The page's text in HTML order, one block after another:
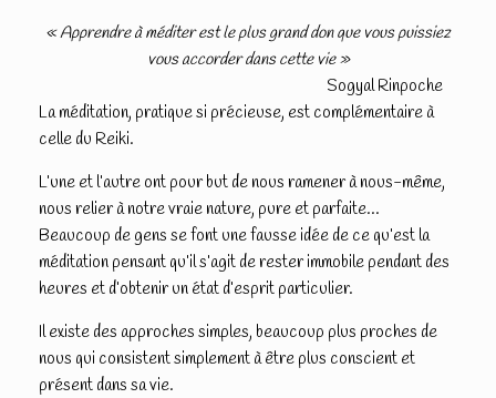
« Apprendre à méditer est le plus grand don que vous puissiez
vous accorder dans cette vie »
Sogyal Rinpoche
La méditation, pratique si précieuse, est complémentaire à
celle du Reiki.
L’une et l’autre ont pour but de nous ramener à nous-même,
nous relier à notre vraie nature, pure et parfaite…
Beaucoup de gens se font une fausse idée de ce qu’est la
méditation pensant qu’il s’agit de rester immobile pendant des
heures et d’obtenir un état d’esprit particulier.
Il existe des approches simples, beaucoup plus proches de
nous qui consistent simplement à être plus conscient et
présent dans sa vie.